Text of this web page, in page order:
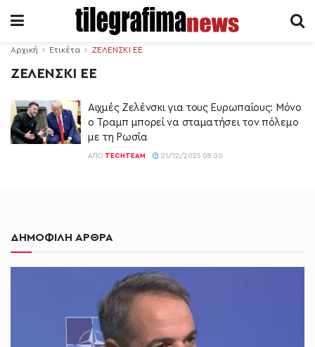
Αρχική Ετικέτα ΖΕΛΕΝΣΚΙ ΕΕ
ΖΕΛΕΝΣΚΙ ΕΕ
Αιχμές Ζελένσκι για τους Ευρωπαίους: Μόνο
ο Τραμπ μπορεί να σταματήσει τον πόλεμο
με τη Ρωσία
ΑΠΌ TECHTEAM 21/12/2025 08:00
ΔΗΜΟΦΙΛΗ ΑΡΘΡΑ